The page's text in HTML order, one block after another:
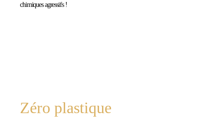
chimiques agressifs !
Zéro plastique